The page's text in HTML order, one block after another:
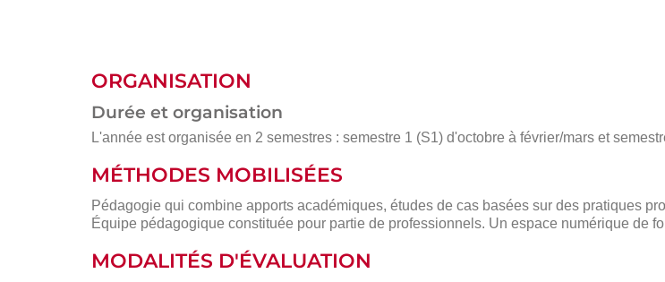
ORGANISATION
Durée et organisation
L'année est organisée en 2 semestres : semestre 1 (S1) d'octobre à février/mars et
MÉTHODES MOBILISÉES
Pédagogie qui combine apports académiques, études de cas basées sur des pratiques
Équipe pédagogique constituée pour partie de professionnels. Un espace numérique de
MODALITÉS D'ÉVALUATION